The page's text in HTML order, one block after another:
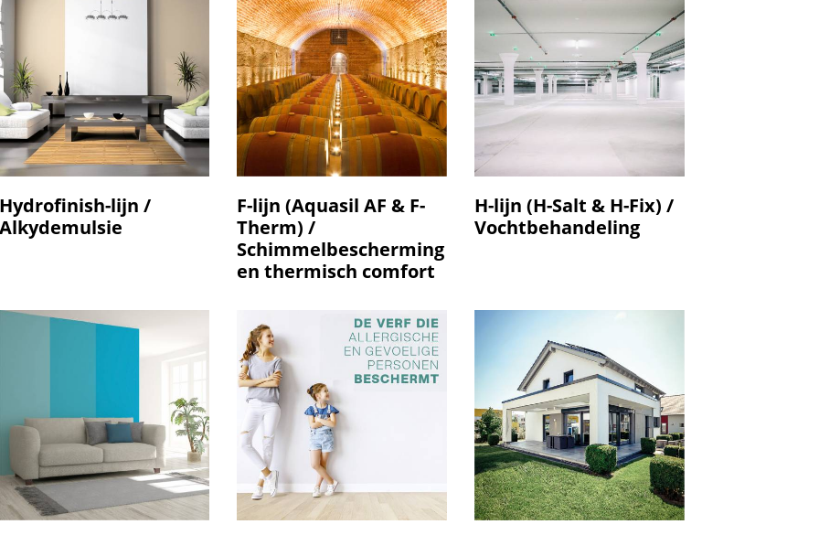
Hydrofinish-lijn /
Alkydemulsie
F-lijn (Aquasil AF & F-
Therm) /
Schimmelbescherming
en thermisch comfort
H-lijn (H-Salt & H-Fix) /
Vochtbehandeling